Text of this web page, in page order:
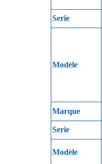
Serie
Modèle
Marque
Serie
Modèle